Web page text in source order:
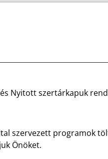
Nyitott szertárkapuk
szervezett programok
Önöket.